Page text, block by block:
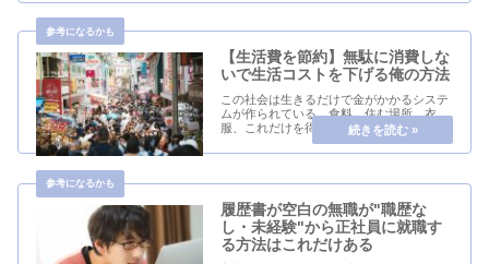
【生活費を節約】無駄に消費しな
いで生活コストを下げる俺の方法
この社会は生きるだけで金がかかるシステ
ムが作られている。食料、住む場所、衣
服、これだけを得るだけでもけっこうなお
金がかかる。特に土地については不思議
だ。この世界の土地はなぜか最初から誰か
うとするとお金が...
履歴書が空白の無職が"職歴な
し・未経験"から正社員に就職す
る方法はこれだけある